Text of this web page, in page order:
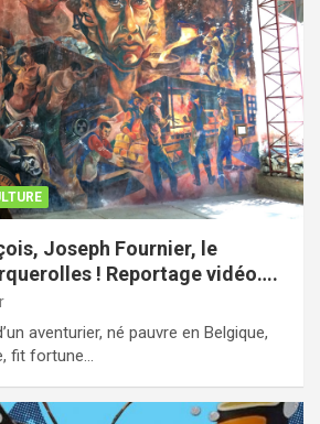
Joseph Fournier, le
! Reportage vidéo….
aventurier, né pauvre en Belgique,
fit fortune…